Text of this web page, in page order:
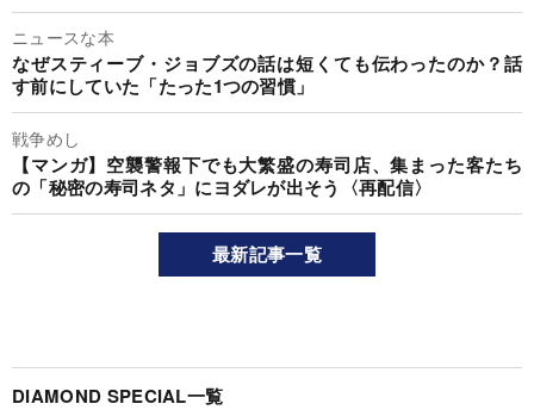
ニュースな本
なぜスティーブ・ジョブズの話は短くても伝わったのか？話
す前にしていた「たった1つの習慣」
戦争めし
【マンガ】空襲警報下でも大繁盛の寿司店、集まった客たち
の「秘密の寿司ネタ」にヨダレが出そう〈再配信〉
最新記事一覧
DIAMOND SPECIAL一覧